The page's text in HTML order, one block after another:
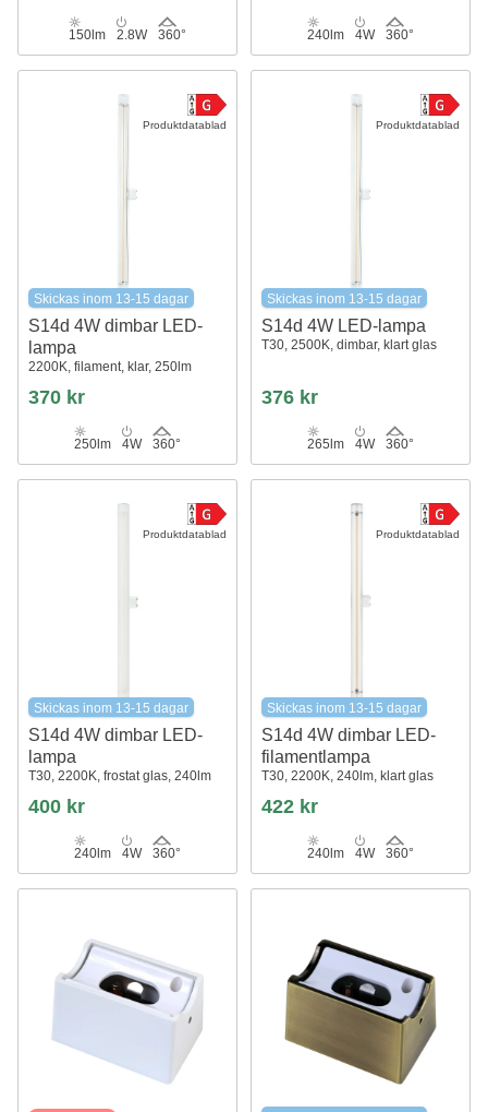
150lm 2.8W 360° 240lm 4W 360°
Produktdatablad
Skickas inom 13-15 dagar
S14d 4W dimbar LED-
lampa
2200K, filament, klar, 250lm
370 kr
250lm 4W 360°
Produktdatablad
Skickas inom 13-15 dagar
S14d 4W LED-lampa
T30, 2500K, dimbar, klart glas
376 kr
265lm 4W 360°
Produktdatablad
Skickas inom 13-15 dagar
S14d 4W dimbar LED-
lampa
T30, 2200K, frostat glas, 240lm
400 kr
240lm 4W 360°
Produktdatablad
Skickas inom 13-15 dagar
S14d 4W dimbar LED-
filamentlampa
T30, 2200K, 240lm, klart glas
422 kr
240lm 4W 360°